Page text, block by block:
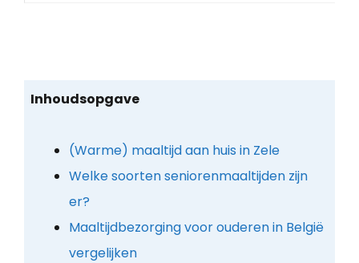
Inhoudsopgave
(Warme) maaltijd aan huis in Zele
Welke soorten seniorenmaaltijden zijn
er?
Maaltijdbezorging voor ouderen in België
vergelijken